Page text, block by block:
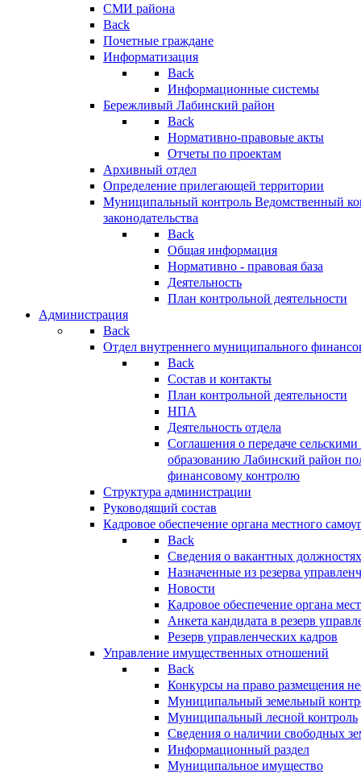
СМИ района
Back
Почетные граждане
Информатизация
Back
Информационные системы
Бережливый Лабинский район
Back
Нормативно-правовые акты
Отчеты по проектам
Архивный отдел
Определение прилегающей территории
Муниципальный контроль Ведомственный
законодательства
Back
Общая информация
Нормативно - правовая база
Деятельность
План контрольной деятельности
Администрация
Back
Отдел внутреннего муниципального
Back
Состав и контакты
План контрольной деятельности
НПА
Деятельность отдела
Соглашения о передаче
образованию Лабинский район
финансовому контролю
Структура администрации
Руководящий состав
Кадровое обеспечение органа местного
Back
Сведения о вакантных
Назначенные из резерва
Новости
Кадровое обеспечение органа
Анкета кандидата в резерв
Резерв управленческих кадров
Управление имущественных отношений
Back
Конкурсы на право размещения
Муниципальный земельный
Муниципальный лесной контроль
Сведения о наличии свободных
Информационный раздел
Муниципальное имущество